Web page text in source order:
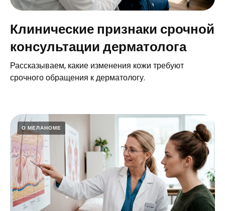
Клинические признаки срочной
консультации дерматолога
Рассказываем, какие изменения кожи требуют
срочного обращения к дерматологу.
О МЕЛАНОМЕ